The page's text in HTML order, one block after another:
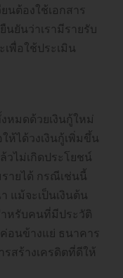
นต้องใช้เอกสาร
ยันว่าเรามีรายรับ
พื่อใช้ประเมิน
หมดด้วยเงินกู้ใหม่
ห้ได้วงเงินกู้เพิ่มขึ้น
ไม่เกิดประโยชน์
ายได้ กรณีเช่นนี้
แม้จะเป็นเงินต้น
หรับคนที่มีประวัติ
อนข้างแย่ ธนาคาร
สร้างเครดิตที่ดีให้